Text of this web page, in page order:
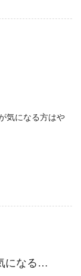
気になる方はや
になる…